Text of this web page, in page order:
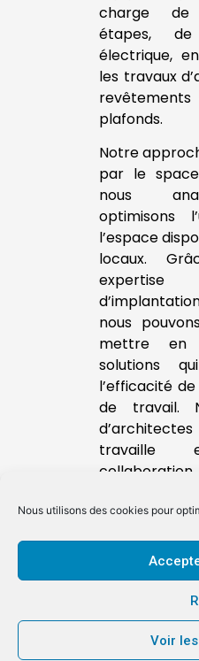
Nous utilisons des cookies pour
Voir
charge
étapes, de
électrique,
les travaux
plafonds.
Notre
par le
nous
optimisons
l’espace
locaux.
nous
mettre
solutions
l’efficacité
de travail.
travaille
des plans
entreprise
En plus de